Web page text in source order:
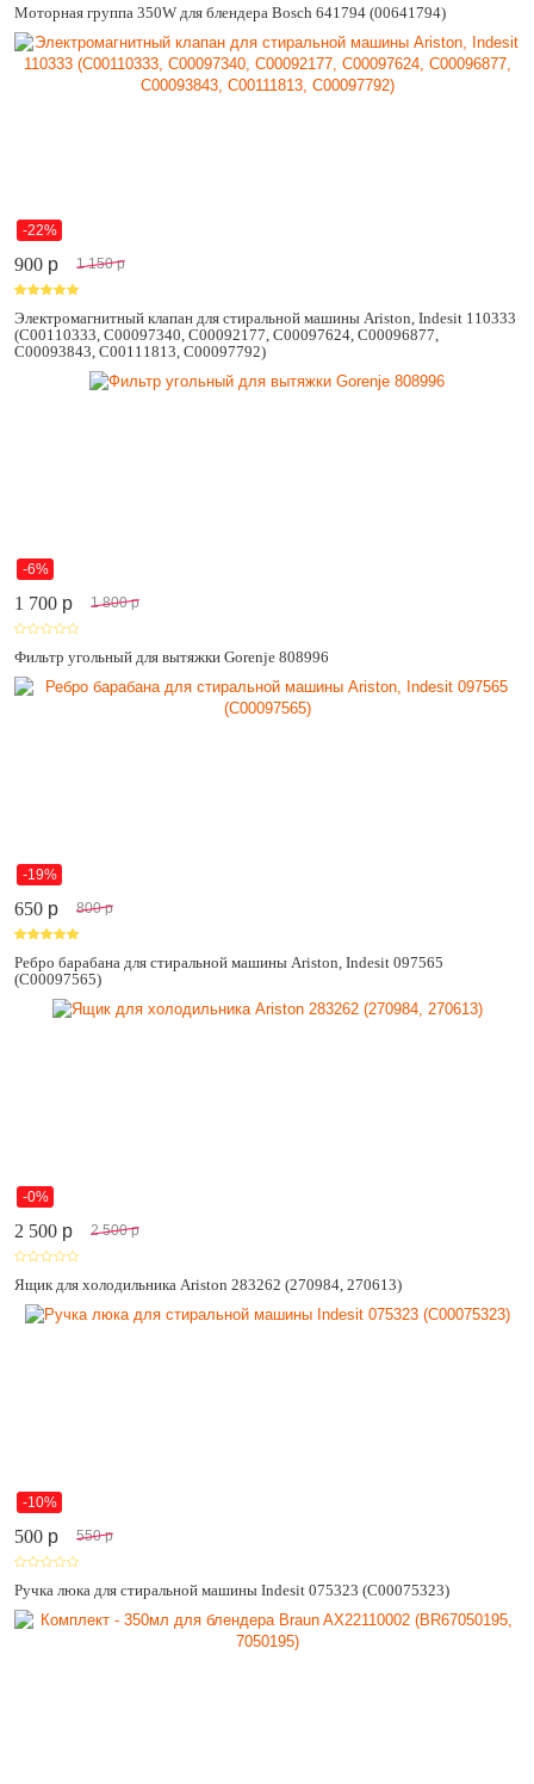
Моторная группа 350W для блендера Bosch 641794 (00641794)
-22%
900 p 1 150 p
Электромагнитный клапан для стиральной машины Ariston, Indesit 110333
(C00110333, C00097340, C00092177, C00097624, C00096877,
C00093843, C00111813, C00097792)
-6%
1 700 p 1 800 p
Фильтр угольный для вытяжки Gorenje 808996
-19%
650 p 800 p
Ребро барабана для стиральной машины Ariston, Indesit 097565
(C00097565)
-0%
2 500 p 2 500 p
Ящик для холодильника Ariston 283262 (270984, 270613)
-10%
500 p 550 p
Ручка люка для стиральной машины Indesit 075323 (C00075323)